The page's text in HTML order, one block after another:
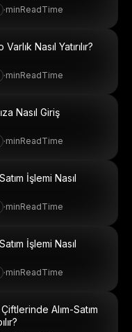
·minReadTime
Nasıl Yatırılır?
·minReadTime
Nasıl Giriş
·minReadTime
·minReadTime
İşlemi Nasıl
·minReadTime
Alım-Satım